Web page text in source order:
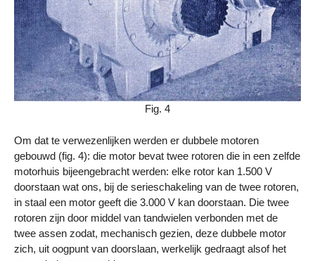
Fig. 4
Om dat te verwezenlijken werden er dubbele motoren
gebouwd (fig. 4): die motor bevat twee rotoren die in een zelfde
motorhuis bijeengebracht werden: elke rotor kan 1.500 V
doorstaan wat ons, bij de serieschakeling van de twee rotoren,
in staal een motor geeft die 3.000 V kan doorstaan. Die twee
rotoren zijn door middel van tandwielen verbonden met de
twee assen zodat, mechanisch gezien, deze dubbele motor
zich, uit oogpunt van doorslaan, werkelijk gedraagt alsof het